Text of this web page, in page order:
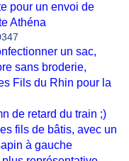
pour un envoi de
Athéna
un sac,
sans broderie,
Fils du Rhin pour la
de retard du train ;)
fils de bâtis, avec un
à gauche